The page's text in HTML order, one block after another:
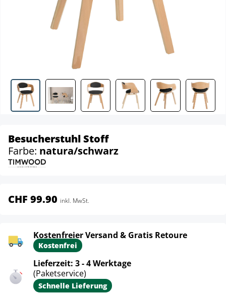
Besucherstuhl Stoff
Farbe: natura/schwarz
CHF 99.90 inkl. MwSt.
Kostenfreier Versand & Gratis Retoure
Kostenfrei
Lieferzeit: 3 - 4 Werktage
(Paketservice)
Schnelle Lieferung